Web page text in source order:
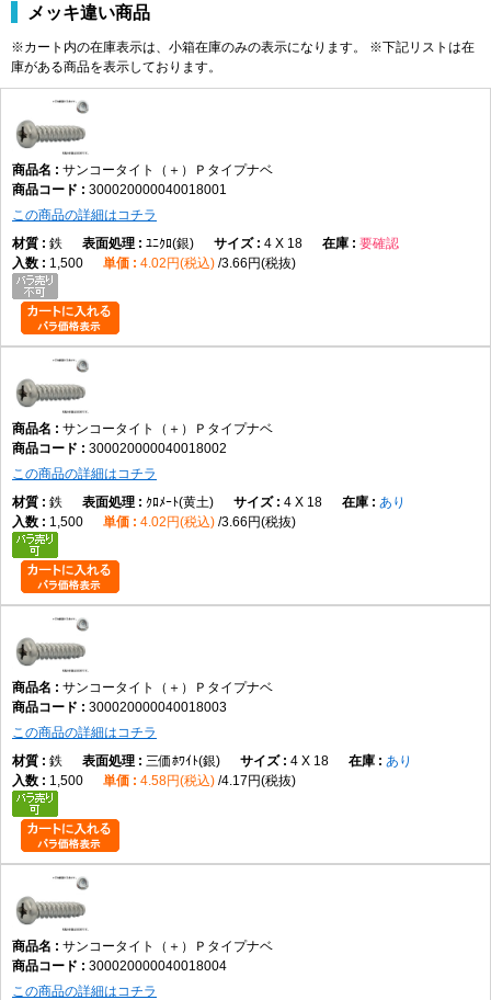
メッキ違い商品
※カート内の在庫表示は、小箱在庫のみの表示になります。 ※下記リストは在
庫がある商品を表示しております。
サンコータイト（＋）Ｐタイプナベ
300020000040018001
この商品の詳細はコチラ
鉄
ﾕﾆｸﾛ(銀) 4 X 18
要確認
1,500
4.02円(税込) 3.66円(税抜)
サンコータイト（＋）Ｐタイプナベ
300020000040018002
この商品の詳細はコチラ
鉄
ｸﾛﾒｰﾄ(黄土) 4 X 18
あり
1,500
4.02円(税込) 3.66円(税抜)
サンコータイト（＋）Ｐタイプナベ
300020000040018003
この商品の詳細はコチラ
鉄
三価ﾎﾜｲﾄ(銀) 4 X 18
あり
1,500
4.58円(税込) 4.17円(税抜)
サンコータイト（＋）Ｐタイプナベ
300020000040018004
この商品の詳細はコチラ